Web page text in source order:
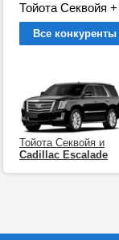
Тойота Секвойя +
Все
Тойота Секвойя и
Cadillac Escalade